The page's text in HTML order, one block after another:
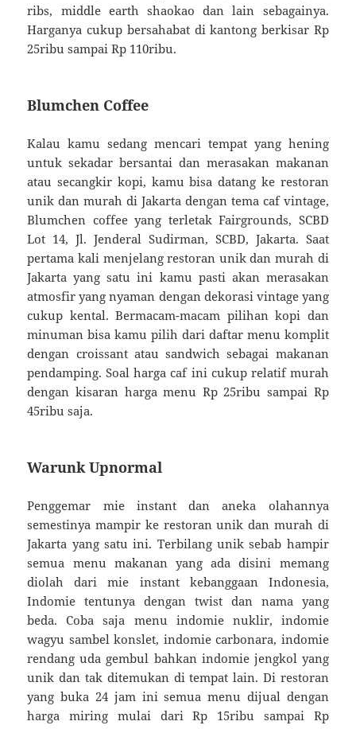
ribs, middle earth shaokao dan lain sebagainya.
Harganya cukup bersahabat di kantong berkisar Rp
25ribu sampai Rp 110ribu.
Blumchen Coffee
Kalau kamu sedang mencari tempat yang hening
untuk sekadar bersantai dan merasakan makanan
atau secangkir kopi, kamu bisa datang ke restoran
unik dan murah di Jakarta dengan tema caf vintage,
Blumchen coffee yang terletak Fairgrounds, SCBD
Lot 14, Jl. Jenderal Sudirman, SCBD, Jakarta. Saat
pertama kali menjelang restoran unik dan murah di
Jakarta yang satu ini kamu pasti akan merasakan
atmosfir yang nyaman dengan dekorasi vintage yang
cukup kental. Bermacam-macam pilihan kopi dan
minuman bisa kamu pilih dari daftar menu komplit
dengan croissant atau sandwich sebagai makanan
pendamping. Soal harga caf ini cukup relatif murah
dengan kisaran harga menu Rp 25ribu sampai Rp
45ribu saja.
Warunk Upnormal
Penggemar mie instant dan aneka olahannya
semestinya mampir ke restoran unik dan murah di
Jakarta yang satu ini. Terbilang unik sebab hampir
semua menu makanan yang ada disini memang
diolah dari mie instant kebanggaan Indonesia,
Indomie tentunya dengan twist dan nama yang
beda. Coba saja menu indomie nuklir, indomie
wagyu sambel konslet, indomie carbonara, indomie
rendang uda gembul bahkan indomie jengkol yang
unik dan tak ditemukan di tempat lain. Di restoran
yang buka 24 jam ini semua menu dijual dengan
harga miring mulai dari Rp 15ribu sampai Rp